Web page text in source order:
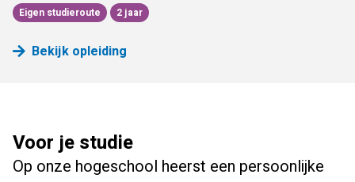
Eigen studieroute 2 jaar
Bekijk opleiding
Voor je studie
Op onze hogeschool heerst een persoonlijke